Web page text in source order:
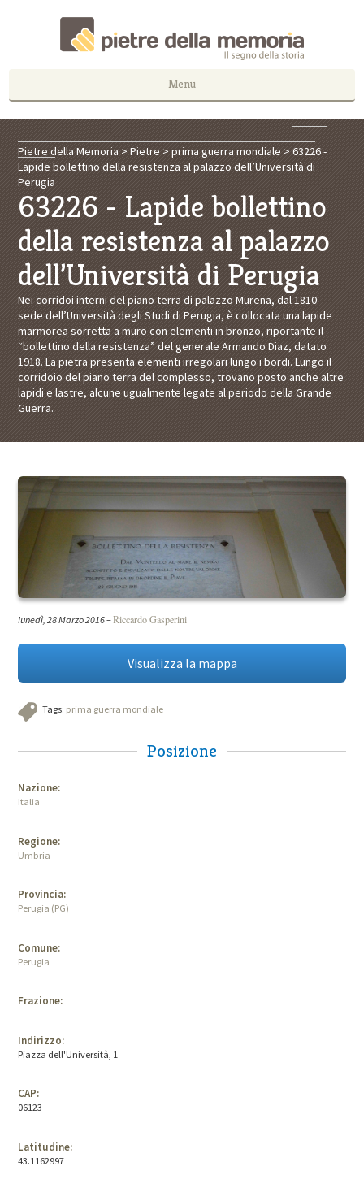
Menu
Pietre della Memoria >Pietre >prima guerra mondiale >63226 -
Lapide bollettino della resistenza al palazzo dell’Università di
Perugia
63226 - Lapide bollettino
della resistenza al palazzo
dell’Università di Perugia
Nei corridoi interni del piano terra di palazzo Murena, dal 1810
sede dell’Università degli Studi di Perugia, è collocata una lapide
marmorea sorretta a muro con elementi in bronzo, riportante il
“bollettino della resistenza” del generale Armando Diaz, datato
1918. La pietra presenta elementi irregolari lungo i bordi. Lungo il
corridoio del piano terra del complesso, trovano posto anche altre
lapidi e lastre, alcune ugualmente legate al periodo della Grande
Guerra.
lunedì, 28 Marzo 2016–Riccardo Gasperini
Visualizza la mappa
Tags: prima guerra mondiale
Posizione
Nazione:
Italia
Regione:
Umbria
Provincia:
Perugia (PG)
Comune:
Perugia
Frazione:
Indirizzo:
Piazza dell'Università, 1
CAP:
06123
Latitudine:
43.1162997